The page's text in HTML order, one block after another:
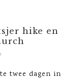
hike en
twee dagen in